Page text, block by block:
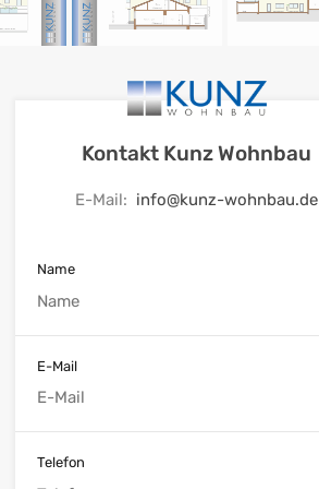
Kontakt Kunz Wohnbau
E-Mail: info@kunz-wohnbau.de
Name
E-Mail
Telefon